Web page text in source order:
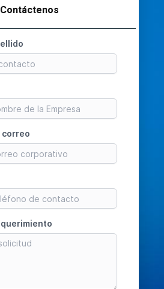
Contáctenos